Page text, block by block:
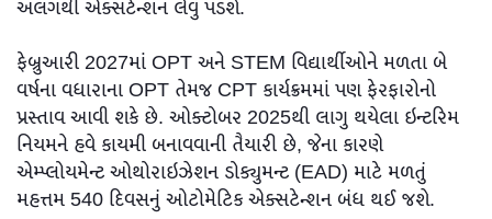
અલગથી એક્સટેન્શન લેવું પડશે.
ફેબ્રુઆરી 2027માં OPT અને STEM વિદ્યાર્થીઓને મળતા બે
વર્ષના વધારાના OPT તેમજ CPT કાર્યક્રમમાં પણ ફેરફારોનો
પ્રસ્તાવ આવી શકે છે. ઓક્ટોબર 2025થી લાગુ થયેલા ઇન્ટરિમ
નિયમને હવે કાયમી બનાવવાની તૈયારી છે, જેના કારણે
એમ્પ્લોયમેન્ટ ઓથોરાઇઝેશન ડોક્યુમન્ટ (EAD) માટે મળતું
મહત્તમ 540 દિવસનું ઓટોમેટિક એક્સટેન્શન બંધ થઈ જશે.